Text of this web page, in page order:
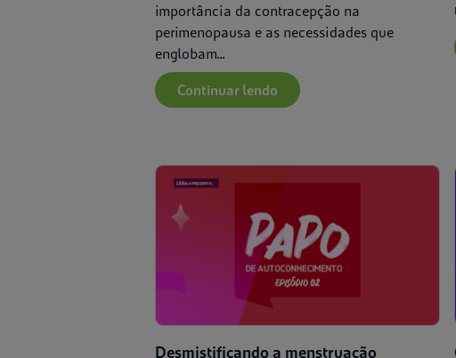
importância da contracepção na
perimenopausa e as necessidades que
englobam...
Continuar lendo
Desmistificando a menstruação